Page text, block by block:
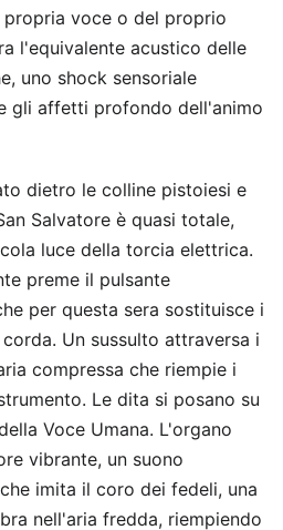
propria voce o del proprio
l'equivalente acustico delle
uno shock sensoriale
gli affetti profondo dell'animo
dietro le colline pistoiesi e
Salvatore è quasi totale,
luce della torcia elettrica.
preme il pulsante
per questa sera sostituisce i
Un sussulto attraversa i
compressa che riempie i
Le dita si posano su
Voce Umana. L'organo
vibrante, un suono
imita il coro dei fedeli, una
nell'aria fredda, riempiendo